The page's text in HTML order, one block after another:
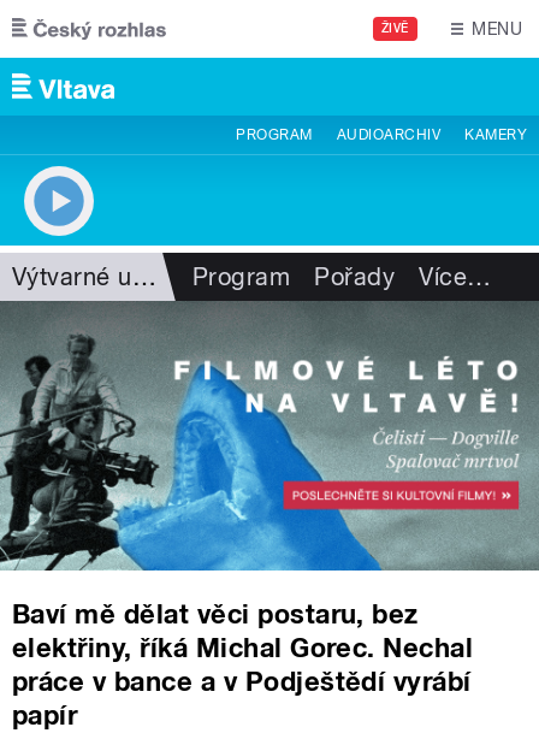
Přejít k hlavnímu obsahu
ŽIVĚ MENU
PROGRAM AUDIOARCHIV KAMERY
Výtvarné umění Program Pořady Více…
Baví mě dělat věci postaru, bez
elektřiny, říká Michal Gorec. Nechal
práce v bance a v Podještědí vyrábí
papír